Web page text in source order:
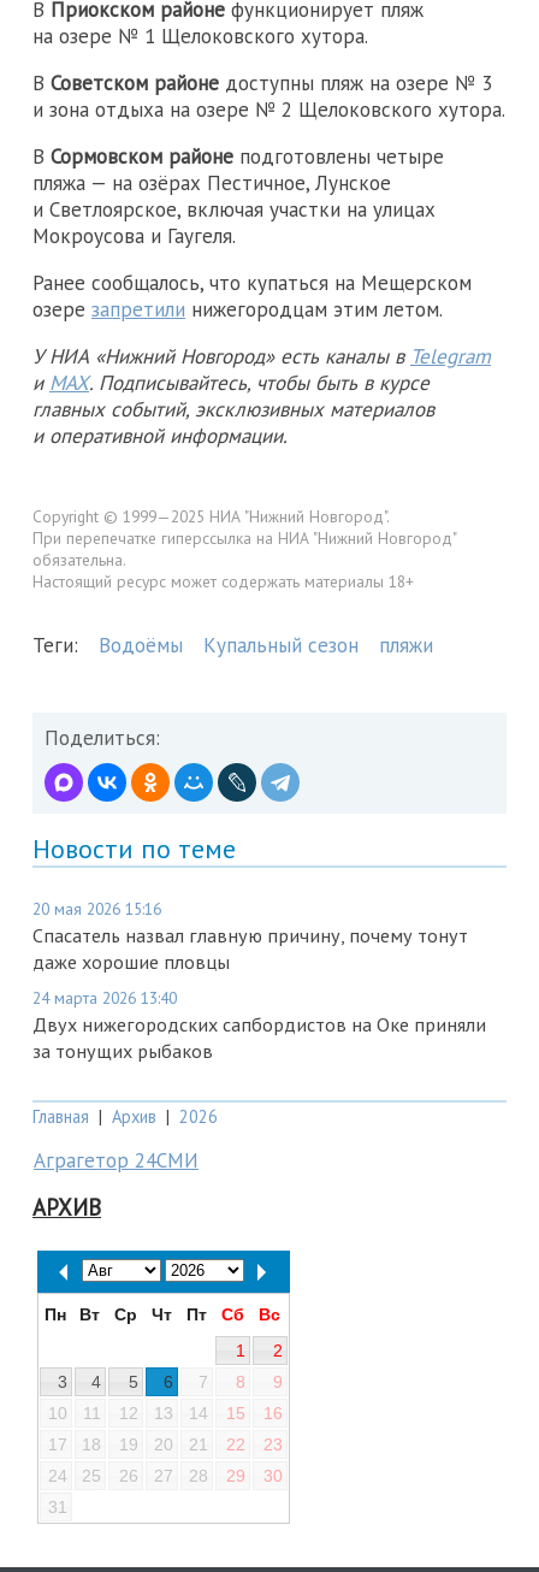
В Приокском районе функционирует пляж
на озере № 1 Щелоковского хутора.
В Советском районе доступны пляж на озере № 3
и зона отдыха на озере № 2 Щелоковского хутора.
В Сормовском районе подготовлены четыре
пляжа — на озёрах Пестичное, Лунское
и Светлоярское, включая участки на улицах
Мокроусова и Гаугеля.
Ранее сообщалось, что купаться на Мещерском
озере запретили нижегородцам этим летом.
У НИА «Нижний Новгород» есть каналы в Telegram
и MAX. Подписывайтесь, чтобы быть в курсе
главных событий, эксклюзивных материалов
и оперативной информации.
Copyright © 1999—2025 НИА "Нижний Новгород".
При перепечатке гиперссылка на НИА "Нижний Новгород"
обязательна.
Настоящий ресурс может содержать материалы 18+
Теги: Водоёмы Купальный сезон пляжи
Поделиться:
Новости по теме
20 мая 2026 15:16
Спасатель назвал главную причину, почему тонут
даже хорошие пловцы
24 марта 2026 13:40
Двух нижегородских сапбордистов на Оке приняли
за тонущих рыбаков
Главная | Архив | 2026
Аграгетор 24СМИ
АРХИВ
Пн Вт Ср Чт Пт Сб
Вс
1
2
3
4 5 6 7 8
9
10
11 12 13 14 15
16
17
18 19 20 21 22
23
24
25 26 27 28 29
30
31